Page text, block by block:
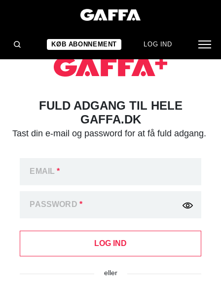
KØB ABONNEMENT LOG IND
FULD ADGANG TIL HELE
GAFFA.DK
Tast din e-mail og password for at få fuld adgang.
EMAIL*
PASSWORD *
LOG IND
eller